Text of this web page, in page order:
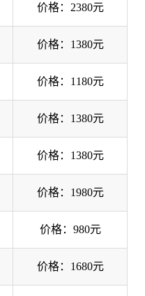
价格：2380元
价格：1380元
价格：1180元
价格：1380元
价格：1380元
价格：1980元
价格：980元
价格：1680元